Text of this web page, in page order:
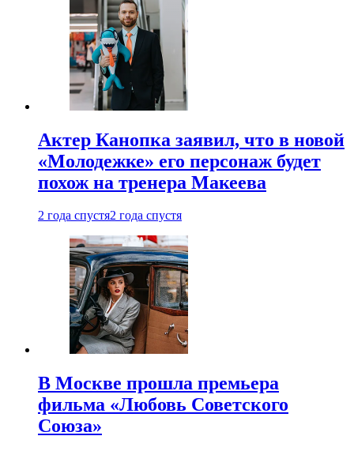
Актер Канопка заявил, что в новой
«Молодежке» его персонаж будет
похож на тренера Макеева
2 года спустя2 года спустя
В Москве прошла премьера
фильма «Любовь Советского
Союза»